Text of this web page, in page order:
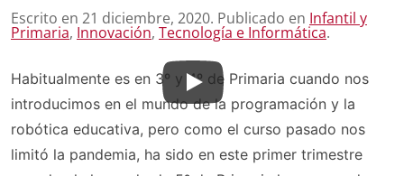
Escrito en 21 diciembre, 2020. Publicado en Infantil y
Primaria, Innovación, Tecnología e Informática.
Habitualmente es en 3º y 4º de Primaria cuando nos
introducimos en el mundo de la programación y la
robótica educativa, pero como el curso pasado nos
limitó la pandemia, ha sido en este primer trimestre